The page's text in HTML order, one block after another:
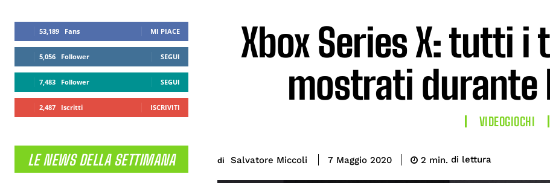
53,189 Fans MI PIACE
5,056 Follower SEGUI
7,483 Follower SEGUI
2,487 Iscritti ISCRIVITI
LE NEWS DELLA SETTIMANA
Xbox Series X: tutti i
mostrati durante
VIDEOGIOCHI
di Salvatore Miccoli 7 Maggio 2020 2 min. di lettura